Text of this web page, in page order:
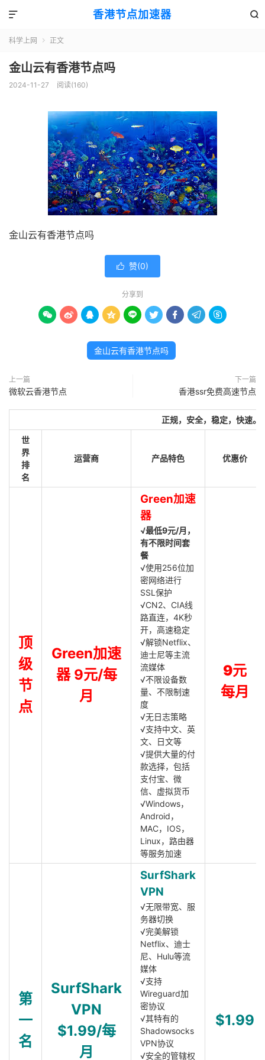
香港节点加速器 

科学上网  正文
金山云有香港节点吗
2024-11-27 阅读(160)
金山云有香港节点吗
 赞(0)
分享到
        
金山云有香港节点吗
上一篇
微软云香港节点
下一篇
香港ssr免费高速节点
正规，安全，稳定，快速。
世
界
排
名
运营商 产品特色 优惠价
顶
级
节
点
Green加速
器 9元/每
月
Green加速
器
√最低9元/月，
有不限时间套
餐
√使用256位加
密网络进行
SSL保护
√CN2、CIA线
路直连，4K秒
开，高速稳定
√解锁Netflix、
迪士尼等主流
流媒体
√不限设备数
量、不限制速
度
√无日志策略
√支持中文、英
文、日文等
√提供大量的付
款选择，包括
支付宝、微
信、虚拟货币
√Windows，
Android，
MAC，IOS，
Linux，路由器
等服务加速
9元
每月
第
一
名
SurfShark
VPN
$1.99/每
月
SurfShark
VPN
√无限带宽、服
务器切换
√完美解锁
Netflix、迪士
尼、Hulu等流
媒体
√支持
Wireguard加
密协议
√其特有的
Shadowsocks
VPN协议
√安全的管辖权
$1.99